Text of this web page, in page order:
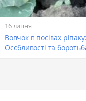
16 липня
Вовчок в посівах
Особливості та